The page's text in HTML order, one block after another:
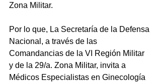
Zona Militar.
Por lo que, La Secretaría de la Defensa
Nacional, a través de las
Comandancias de la VI Región Militar
y de la 29/a. Zona Militar, invita a
Médicos Especialistas en Ginecología